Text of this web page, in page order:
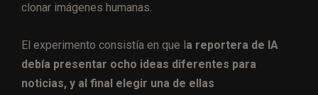
clonar imágenes humanas.
El experimento consistía en que la reportera de IA
debía presentar ocho ideas diferentes para
noticias, y al final elegir una de ellas